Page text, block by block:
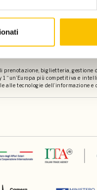
Libro (c.f 97841070010) e
prenotazione, biglietteria,
1 “un’Europa più competitiva e
tecnologie dell’informazione e